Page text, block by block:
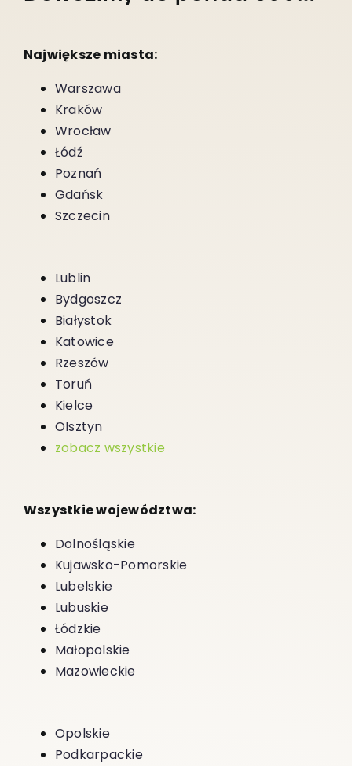
Największe miasta:
Warszawa
Kraków
Wrocław
Łódź
Poznań
Gdańsk
Szczecin
Lublin
Bydgoszcz
Białystok
Katowice
Rzeszów
Toruń
Kielce
Olsztyn
zobacz wszystkie
Wszystkie województwa:
Dolnośląskie
Kujawsko-Pomorskie
Lubelskie
Lubuskie
Łódzkie
Małopolskie
Mazowieckie
Opolskie
Podkarpackie